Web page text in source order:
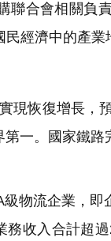
合會相關負
經濟中的產業
現恢復增長，
一。國家鐵路
物流企業，即
收入合計超